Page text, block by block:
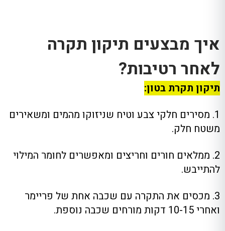
איך מבצעים תיקון תקרה
לאחר רטיבות?
תיקון תקרת בטון:
1. מסירים חלקי צבע וטיח שניזוקו מהמים ומשאירים
משטח חלק.
2. ממלאים חורים וחריצים ומאפשרים לחומר המילוי
להתייבש.
3. מכסים את התקרה עם שכבה אחת של פריימר
ואחרי 10-15 דקות מורחים שכבה נוספת.